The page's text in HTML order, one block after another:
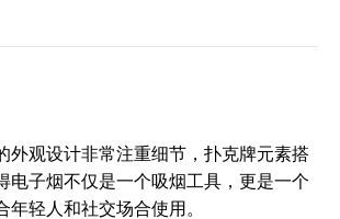
外观设计非常注重细节，扑克牌元素搭
电子烟不仅是一个吸烟工具，更是一个
年轻人和社交场合使用。